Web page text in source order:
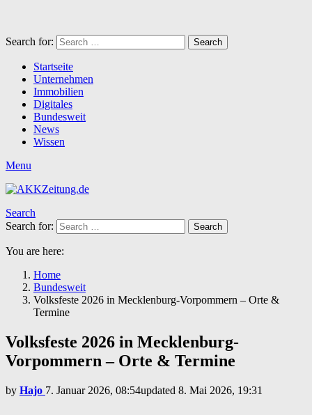
Search for: Search
Startseite
Unternehmen
Immobilien
Digitales
Bundesweit
News
Wissen
Menu
Search
Search for:
Search
You are here:
Home
Bundesweit
Volksfeste 2026 in Mecklenburg-Vorpommern – Orte &
Termine
Volksfeste 2026 in Mecklenburg-
Vorpommern – Orte & Termine
by Hajo 7. Januar 2026, 08:54updated 8. Mai 2026, 19:31